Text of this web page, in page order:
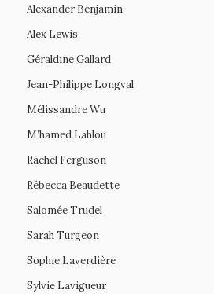
Alexander Benjamin
Alex Lewis
Géraldine Gallard
Jean-Philippe Longval
Mélissandre Wu
M’hamed Lahlou
Rachel Ferguson
Rébecca Beaudette
Salomée Trudel
Sarah Turgeon
Sophie Laverdière
Sylvie Lavigueur